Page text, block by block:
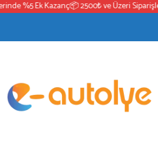
%5 Ek Kazanç📦 2500₺ ve Üzeri